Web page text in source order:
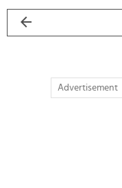
Advertisement